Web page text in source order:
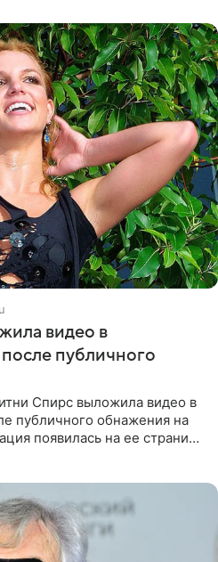
видео в
публичного
Спирс выложила видео в
публичного обнажения на
появилась на ее странице